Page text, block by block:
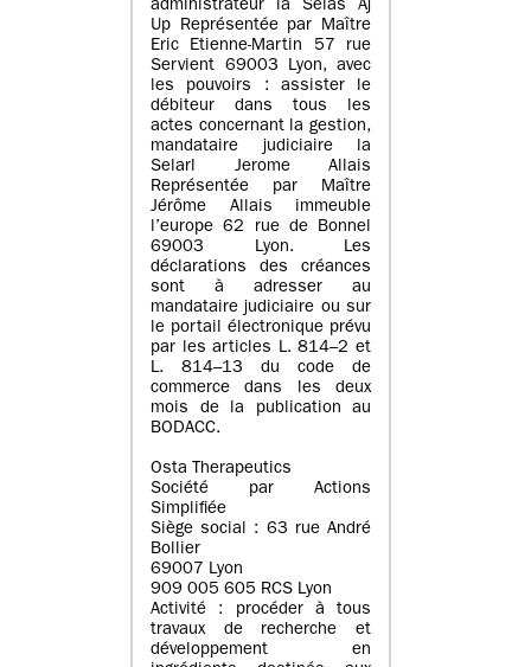
administrateur la Selas Aj
Up Représentée par Maître
Eric Etienne-Martin 57 rue
Servient 69003 Lyon, avec
les pouvoirs : assister le
débiteur dans tous les
actes concernant la gestion,
mandataire judiciaire la
Selarl Jerome Allais
Représentée par Maître
Jérôme Allais immeuble
l’europe 62 rue de Bonnel
69003 Lyon. Les
déclarations des créances
sont à adresser au
mandataire judiciaire ou sur
le portail électronique prévu
par les articles L. 814–2 et
L. 814–13 du code de
commerce dans les deux
mois de la publication au
BODACC.
Osta Therapeutics
Société par Actions
Simplifiée
Siège social : 63 rue André
Bollier
69007 Lyon
909 005 605 RCS Lyon
Activité : procéder à tous
travaux de recherche et
développement en